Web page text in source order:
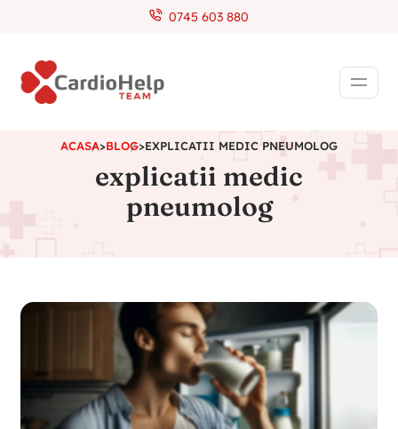
0745 603 880
ACASA>BLOG>EXPLICATII MEDIC PNEUMOLOG
explicatii medic
pneumolog